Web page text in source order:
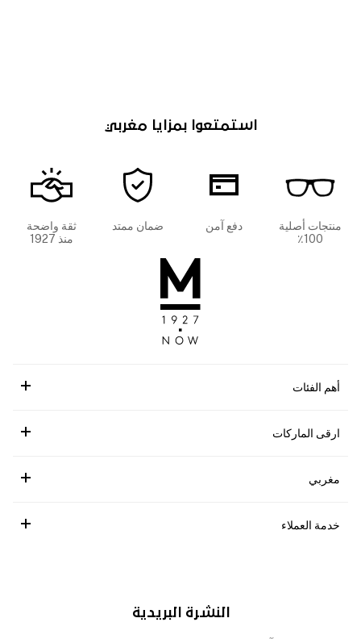
استمتعوا بمزايا مغربي
منتجات أصلية
100٪
دفع آمن ضمان ممتد
ثقة واضحة
منذ 1927
أهم الفئات
ارقى الماركات
مغربي
خدمة العملاء
النشرة البريدية